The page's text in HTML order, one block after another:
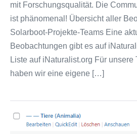
mit Forschungsqualität. Die
ist phänomenal! Übersicht aller
Solarboot-Projekte-Teams Eine
Beobachtungen gibt es auf
Liste auf iNaturalist.org Für unsere
haben wir eine eigene […]
Natur-